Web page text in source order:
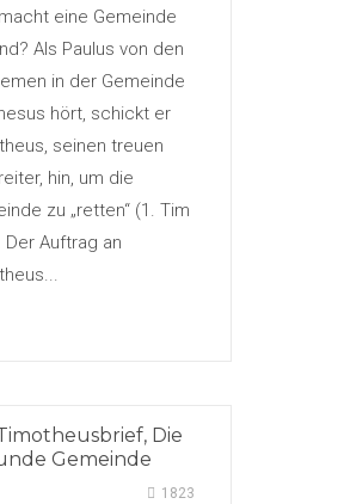
eine Gemeinde
Als Paulus von den
in der Gemeinde
hört, schickt er
seinen treuen
hin, um die
zu „retten“ (1. Tim
Der Auftrag an
, Die
Gemeinde
1823